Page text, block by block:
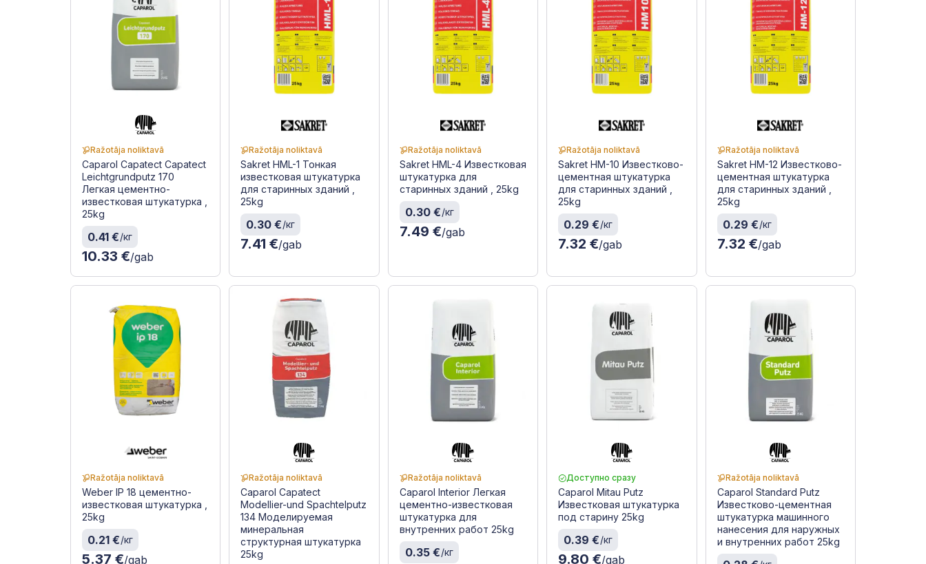
Ražotāja noliktavā
Caparol Capatect Capatect
Leichtgrundputz 170
Легкая цементно-
известковая штукатурка ,
25kg
0.41 €/кг
10.33 €/gab
Ražotāja noliktavā
Sakret HML-1 Тонкая
известковая штукатурка
для старинных зданий ,
25kg
0.30 €/кг
7.41 €/gab
Ražotāja noliktavā
Sakret HML-4 Известковая
штукатурка для
старинных зданий , 25kg
0.30 €/кг
7.49 €/gab
Ražotāja noliktavā
Sakret HM-10 Известково-
цементная штукатурка
для старинных зданий ,
25kg
0.29 €/кг
7.32 €/gab
Ražotāja noliktavā
Sakret HM-12 Известково-
цементная штукатурка
для старинных зданий ,
25kg
0.29 €/кг
7.32 €/gab
Ražotāja noliktavā
Weber IP 18 цементно-
известковая штукатурка ,
25kg
0.21 €/кг
5.37 €/gab
Ražotāja noliktavā
Caparol Capatect
Modellier-und Spachtelputz
134 Моделируемая
минеральная
структурная штукатурка
25kg
Ražotāja noliktavā
Caparol Interior Легкая
цементно-известковая
штукатурка для
внутренних работ 25kg
0.35 €/кг
Доступно сразу
Caparol Mitau Putz
Известковая штукатурка
под старину 25kg
0.39 €/кг
9.80 €/gab
Ražotāja noliktavā
Caparol Standard Putz
Известково-цементная
штукатурка машинного
нанесения для наружных
и внутренних работ 25kg